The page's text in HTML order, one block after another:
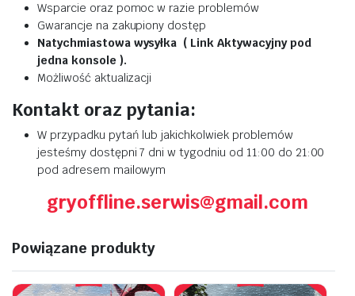
Wsparcie oraz pomoc w razie problemów
Gwarancje na zakupiony dostęp
Natychmiastowa wysyłka ( Link Aktywacyjny pod
jedna konsole ).
Możliwość aktualizacji
Kontakt oraz pytania:
W przypadku pytań lub jakichkolwiek problemów
jesteśmy dostępni 7 dni w tygodniu od 11:00 do 21:00
pod adresem mailowym
gryoffline.serwis@gmail.com
Powiązane produkty